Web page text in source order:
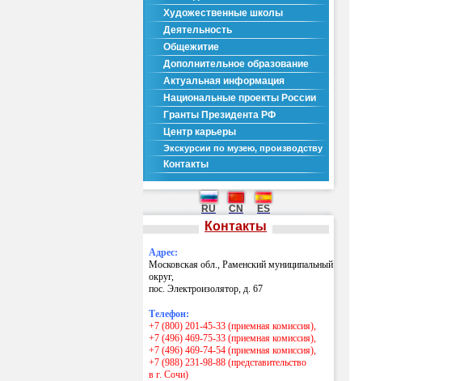
Художественные школы
Деятельность
Общежитие
Дополнительное образование
Актуальная информация
Национальные проекты России
Гранты Президента РФ
Центр карьеры
Экскурсии по музею, производству
Контакты
RU CN ES
Контакты
Адрес:
Московская обл., Раменский муниципальный
округ,
пос. Электроизолятор, д. 67
Телефон:
+7 (800) 201-45-33 (приемная комиссия),
+7 (496) 469-75-33 (приемная комиссия),
+7 (496) 469-74-54 (приемная комиссия),
+7 (988) 231-98-88 (представительство
в г. Сочи)